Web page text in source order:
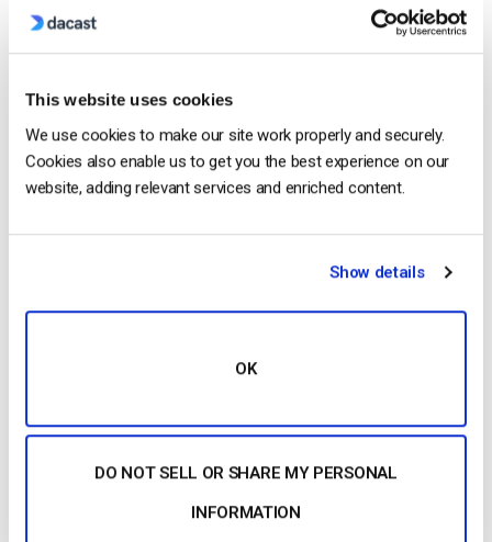
This website uses cookies
We use cookies to make our site work properly and securely.
Cookies also enable us to get you the best experience on our
website, adding relevant services and enriched content.
Show details
OK
DO NOT SELL OR SHARE MY PERSONAL
INFORMATION
Onboarding team and started working with
the company in 2016. He has vast
service/engagement and live streaming
support.
Start streaming immediately